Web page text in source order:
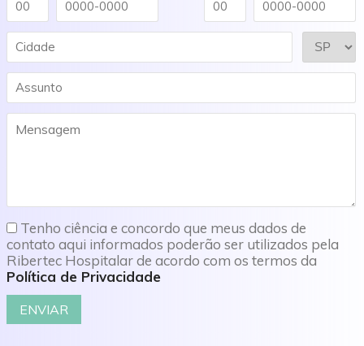
Tenho ciência e concordo que meus dados de
contato aqui informados poderão ser utilizados pela
Ribertec Hospitalar de acordo com os termos da
Política de Privacidade